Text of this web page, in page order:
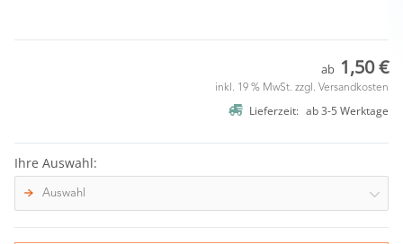
ab 1,50 €
inkl. 19 % MwSt. zzgl. Versandkosten
Lieferzeit: ab3-5 Werktage
Ihre Auswahl:
Auswahl